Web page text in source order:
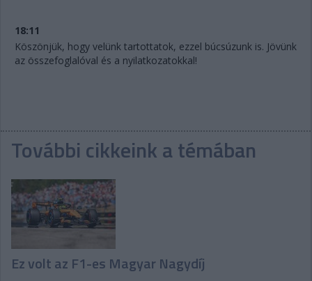
18:11
Köszönjük, hogy velünk tartottatok, ezzel búcsúzunk is. Jövünk
az összefoglalóval és a nyilatkozatokkal!
További cikkeink a témában
Ez volt az F1-es Magyar Nagydíj